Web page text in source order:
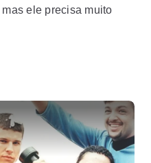
ele precisa muito